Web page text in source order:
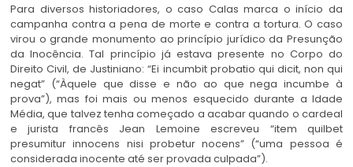
Para diversos historiadores, o caso Calas marca o início da
campanha contra a pena de morte e contra a tortura. O caso
virou o grande monumento ao princípio jurídico da Presunção
da Inocência. Tal princípio já estava presente no Corpo do
Direito Civil, de Justiniano: “Ei incumbit probatio qui dicit, non qui
negat” (“Àquele que disse e não ao que nega incumbe à
prova”), mas foi mais ou menos esquecido durante a Idade
Média, que talvez tenha começado a acabar quando o cardeal
e jurista francês Jean Lemoine escreveu “item quilbet
presumitur innocens nisi probetur nocens” (“uma pessoa é
considerada inocente até ser provada culpada”).